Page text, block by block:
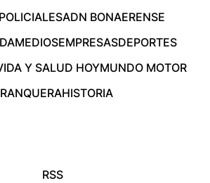
POLICIALESADN BONAERENSE
MEDIOSEMPRESASDEPORTES
Y SALUD HOYMUNDO MOTOR
HISTORIA
RSS